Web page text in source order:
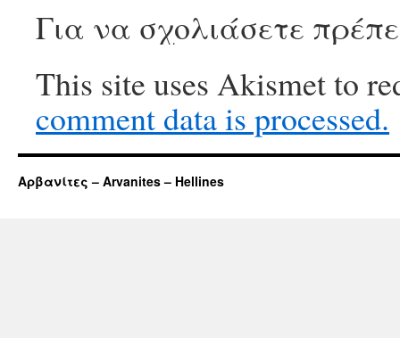
Για να σχολιάσετε
This site uses Akismet to
comment data is processed.
Αρβανίτες – Arvanites – Hellines